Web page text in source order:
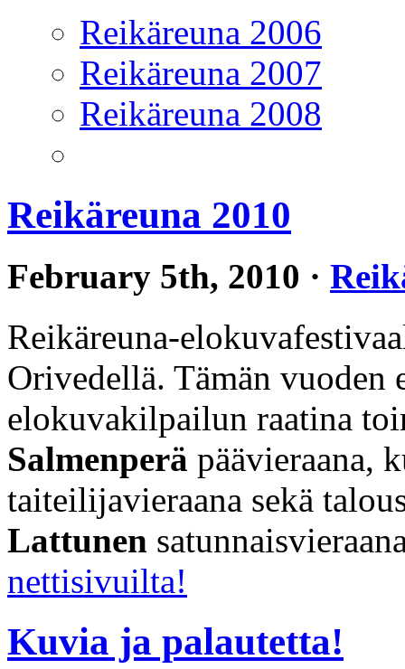
Reikäreuna 2006
Reikäreuna 2007
Reikäreuna 2008
Reikäreuna 2010
February 5th, 2010 ·
Reikäreuna-
Orivedellä. Tämän vuoden
elokuvakilpailun raatina
Salmenperä päävieraana,
taiteilijavieraana sekä
Lattunen
nettisivuilta!
Kuvia ja palautetta!